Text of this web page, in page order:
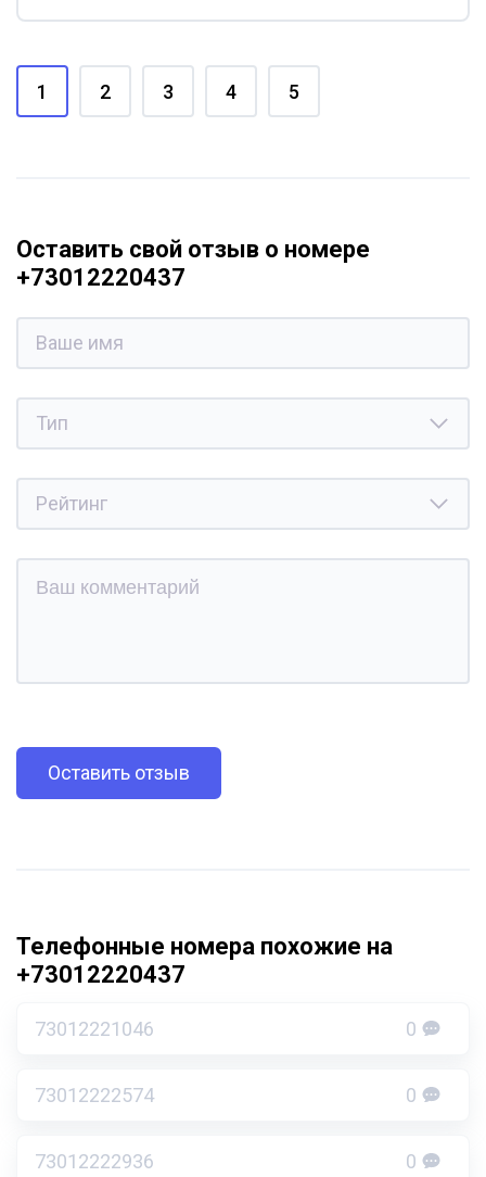
1 2 3 4 5
Оставить свой отзыв о номере
+73012220437
Оставить отзыв
Телефонные номера похожие на
+73012220437
73012221046 0
73012222574 0
73012222936 0